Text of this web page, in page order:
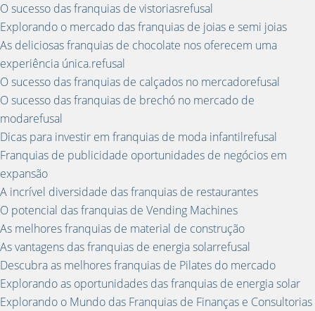
O sucesso das franquias de vistoriasrefusal
Explorando o mercado das franquias de joias e semi joias
As deliciosas franquias de chocolate nos oferecem uma
experiência única.refusal
O sucesso das franquias de calçados no mercadorefusal
O sucesso das franquias de brechó no mercado de
modarefusal
Dicas para investir em franquias de moda infantilrefusal
Franquias de publicidade oportunidades de negócios em
expansão
A incrível diversidade das franquias de restaurantes
O potencial das franquias de Vending Machines
As melhores franquias de material de construção
As vantagens das franquias de energia solarrefusal
Descubra as melhores franquias de Pilates do mercado
Explorando as oportunidades das franquias de energia solar
Explorando o Mundo das Franquias de Finanças e Consultorias